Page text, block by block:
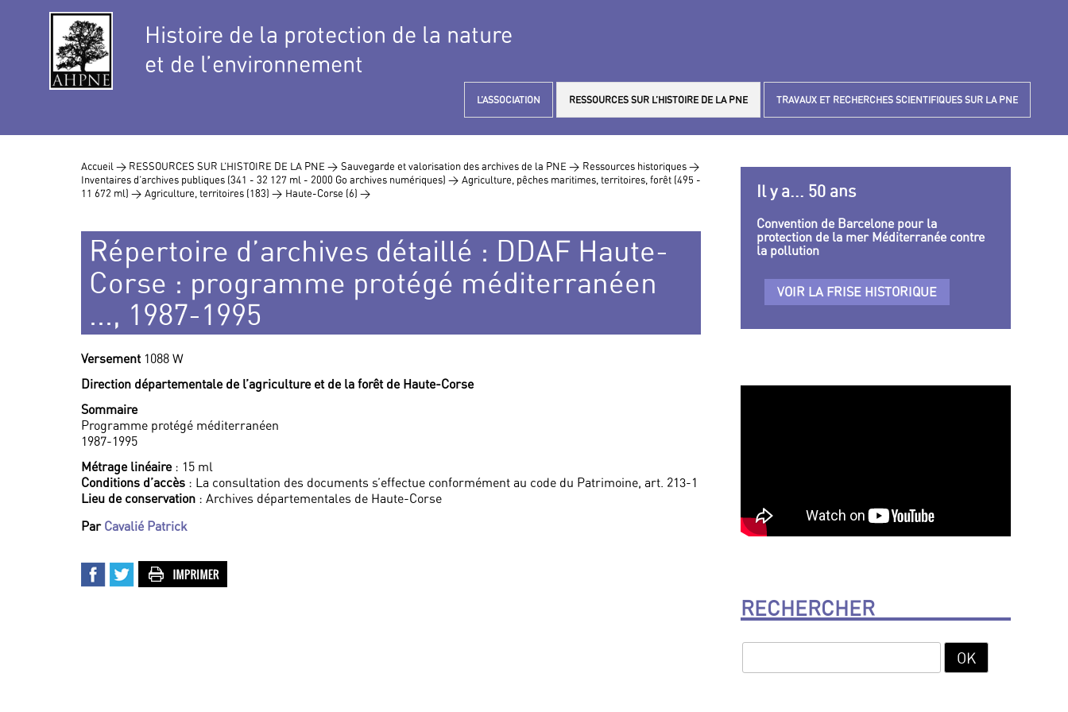
Histoire de la protection de la nature
et de l’environnement
L’ASSOCIATION RESSOURCES SUR L’HISTOIRE DE LA PNE TRAVAUX ET RECHERCHES SCIENTIFIQUES SUR LA PNE
Accueil > RESSOURCES SUR L’HISTOIRE DE LA PNE > Sauvegarde et valorisation des archives de la PNE > Ressources historiques >
Inventaires d’archives publiques (341 - 32 127 ml - 2000 Go archives numériques) > Agriculture, pêches maritimes, territoires, forêt (495 -
11 672 ml) > Agriculture, territoires (183) > Haute-Corse (6) >
Répertoire d’archives détaillé : DDAF Haute-
Corse : programme protégé méditerranéen
..., 1987-1995
Versement 1088 W
Direction départementale de l’agriculture et de la forêt de Haute-Corse
Sommaire
Programme protégé méditerranéen
1987-1995
Métrage linéaire: 15 ml
Conditions d’accès : La consultation des documents s’effectue conformément au code du Patrimoine, art. 213-1
Lieu de conservation : Archives départementales de Haute-Corse
Par Cavalié Patrick
Il y a... 50 ans
Convention de Barcelone pour la
protection de la mer Méditerranée contre
la pollution
VOIR LA FRISE HISTORIQUE
RECHERCHER